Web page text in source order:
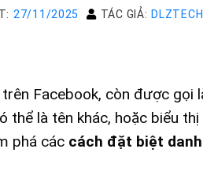
27/11/2025 TÁC GIẢ: DLZTECH
trên Facebook, còn được
thể là tên khác, hoặc biểu
phá các cách đặt biệt